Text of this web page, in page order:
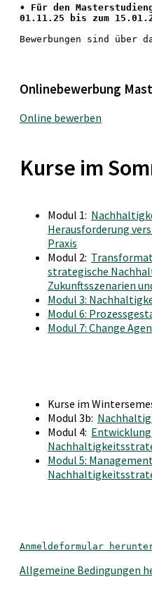
• Für den
01.11.25 bis zum
Bewerbungen sind über
Onlinebewerbung
Online bewerben
Kurse im
Modul 1:
Herausforderung
Praxis
Modul 2:
strategische
Zukunftsszenarien
Modul 3:
Modul 6:
Modul 7: Change
Kurse im
Modul 3b:
Modul 4:
Modul 5:
Anmeldeformular
Allgemeine Bedingungen